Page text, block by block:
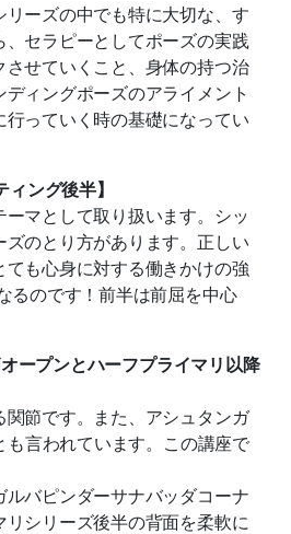
リーズの中でも特に大切な、す
セラピーとしてポーズの実践
させていくこと、身体の持つ治
ディングポーズのアライメント
っていく時の基礎になってい
ング後半】
ーマとして取り扱います。シッ
のとり方があります。 正しい
ても心身に対する働きかけの強
るのです！前半は前屈を中心
ープンとハーフプライマリ以降
関節です。また、アシュタンガ
言われています。 この講座で
ルバピンダーサナバッダコーナ
シリーズ後半の背面を柔軟に